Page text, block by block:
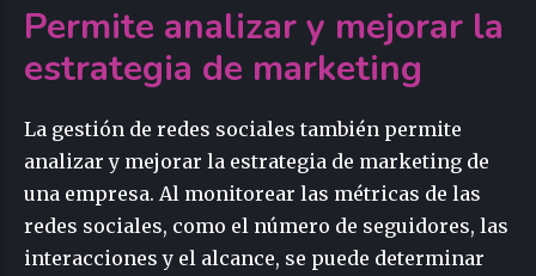
Permite analizar y mejorar la
estrategia de marketing
La gestión de redes sociales también permite
analizar y mejorar la estrategia de marketing de
una empresa. Al monitorear las métricas de las
redes sociales, como el número de seguidores, las
interacciones y el alcance, se puede determinar